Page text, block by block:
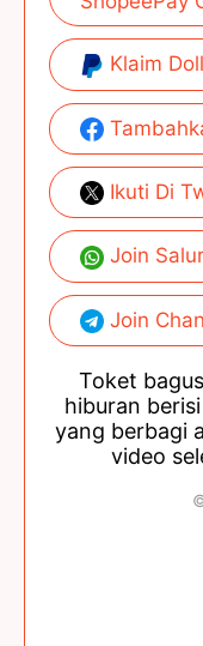
Klaim
Ikuti Di
Join
Join
Toket
hiburan
yang berbagi
video